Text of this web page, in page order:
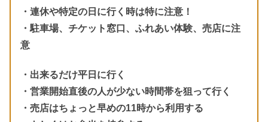
・連休や特定の日に行く時は特に注意！
・駐車場、チケット窓口、ふれあい体験、売店に注
意
・出来るだけ平日に行く
・営業開始直後の人が少ない時間帯を狙って行く
・売店はちょっと早めの11時から利用する